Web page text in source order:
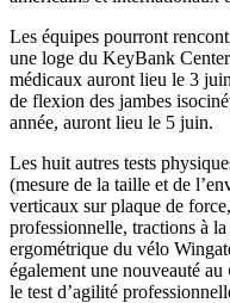
Les équipes pourront
une loge du KeyBank
médicaux auront lieu le 3
de flexion des jambes
année, auront lieu le 5 juin.
Les huit autres tests
(mesure de la taille et de
verticaux sur plaque de
professionnelle, tractions à
ergométrique du vélo
également une nouveauté au
le test d’agilité